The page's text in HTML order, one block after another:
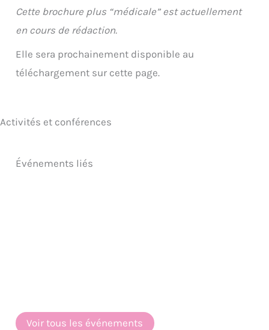
Cette brochure plus “médicale” est actuellement
en cours de rédaction.
Elle sera prochainement disponible au
téléchargement sur cette page.
Activités et conférences
Événements liés
Voir tous les événements